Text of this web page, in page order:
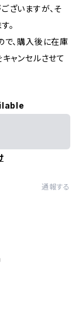
ざいますが、そ
。
で、購入後に在庫
ャンセルさせて
通報する